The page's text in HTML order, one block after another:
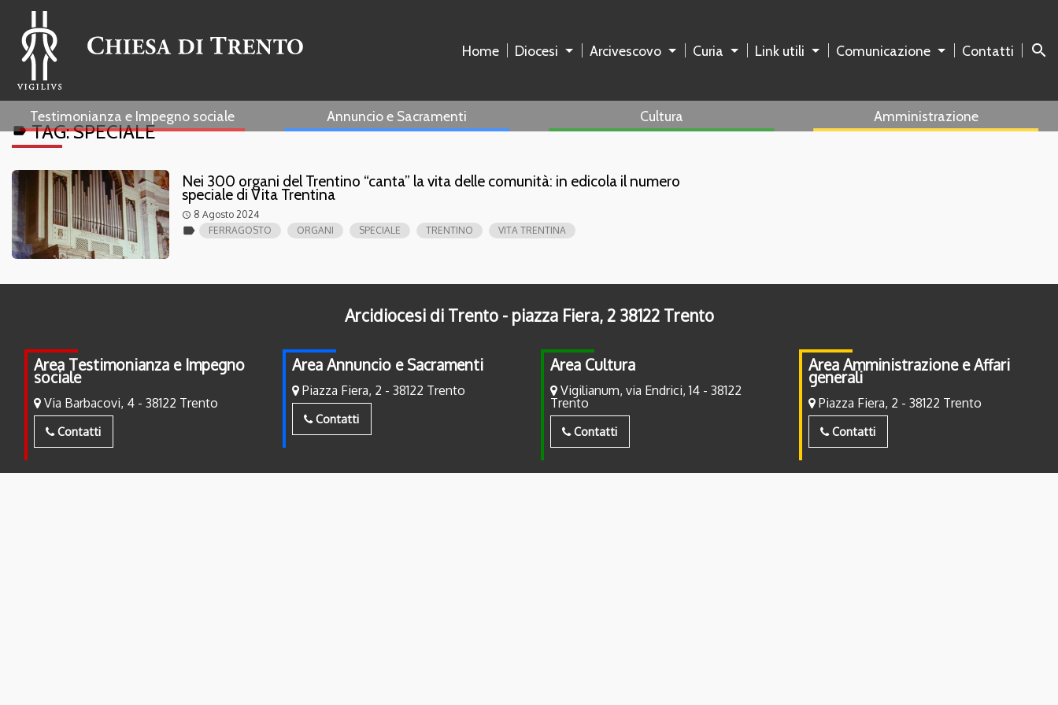
Home Diocesi Arcivescovo Curia Link utili Comunicazione Contatti search
Testimonianza e Impegno sociale Annuncio e Sacramenti Cultura Amministrazione
labelTAG:SPECIALE
Nei 300 organi del Trentino “canta” la vita delle comunità: in edicola il numero
speciale di Vita Trentina
access_time 8 Agosto 2024
label FERRAGOSTO ORGANI SPECIALE TRENTINO VITA TRENTINA
Arcidiocesi di Trento - piazza Fiera, 2 38122 Trento
Area Testimonianza e Impegno
sociale
Via Barbacovi, 4 - 38122 Trento
Contatti
Area Annuncio e Sacramenti
Piazza Fiera, 2 - 38122 Trento
Contatti
Area Cultura
Vigilianum, via Endrici, 14 - 38122
Trento
Contatti
Area Amministrazione e Affari
generali
Piazza Fiera, 2 - 38122 Trento
Contatti